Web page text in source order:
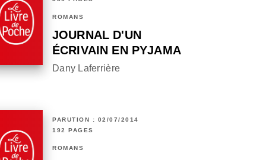
ROMANS
JOURNAL D'UN
ÉCRIVAIN EN PYJAMA
Dany Laferrière
PARUTION : 02/07/2014
192 PAGES
ROMANS